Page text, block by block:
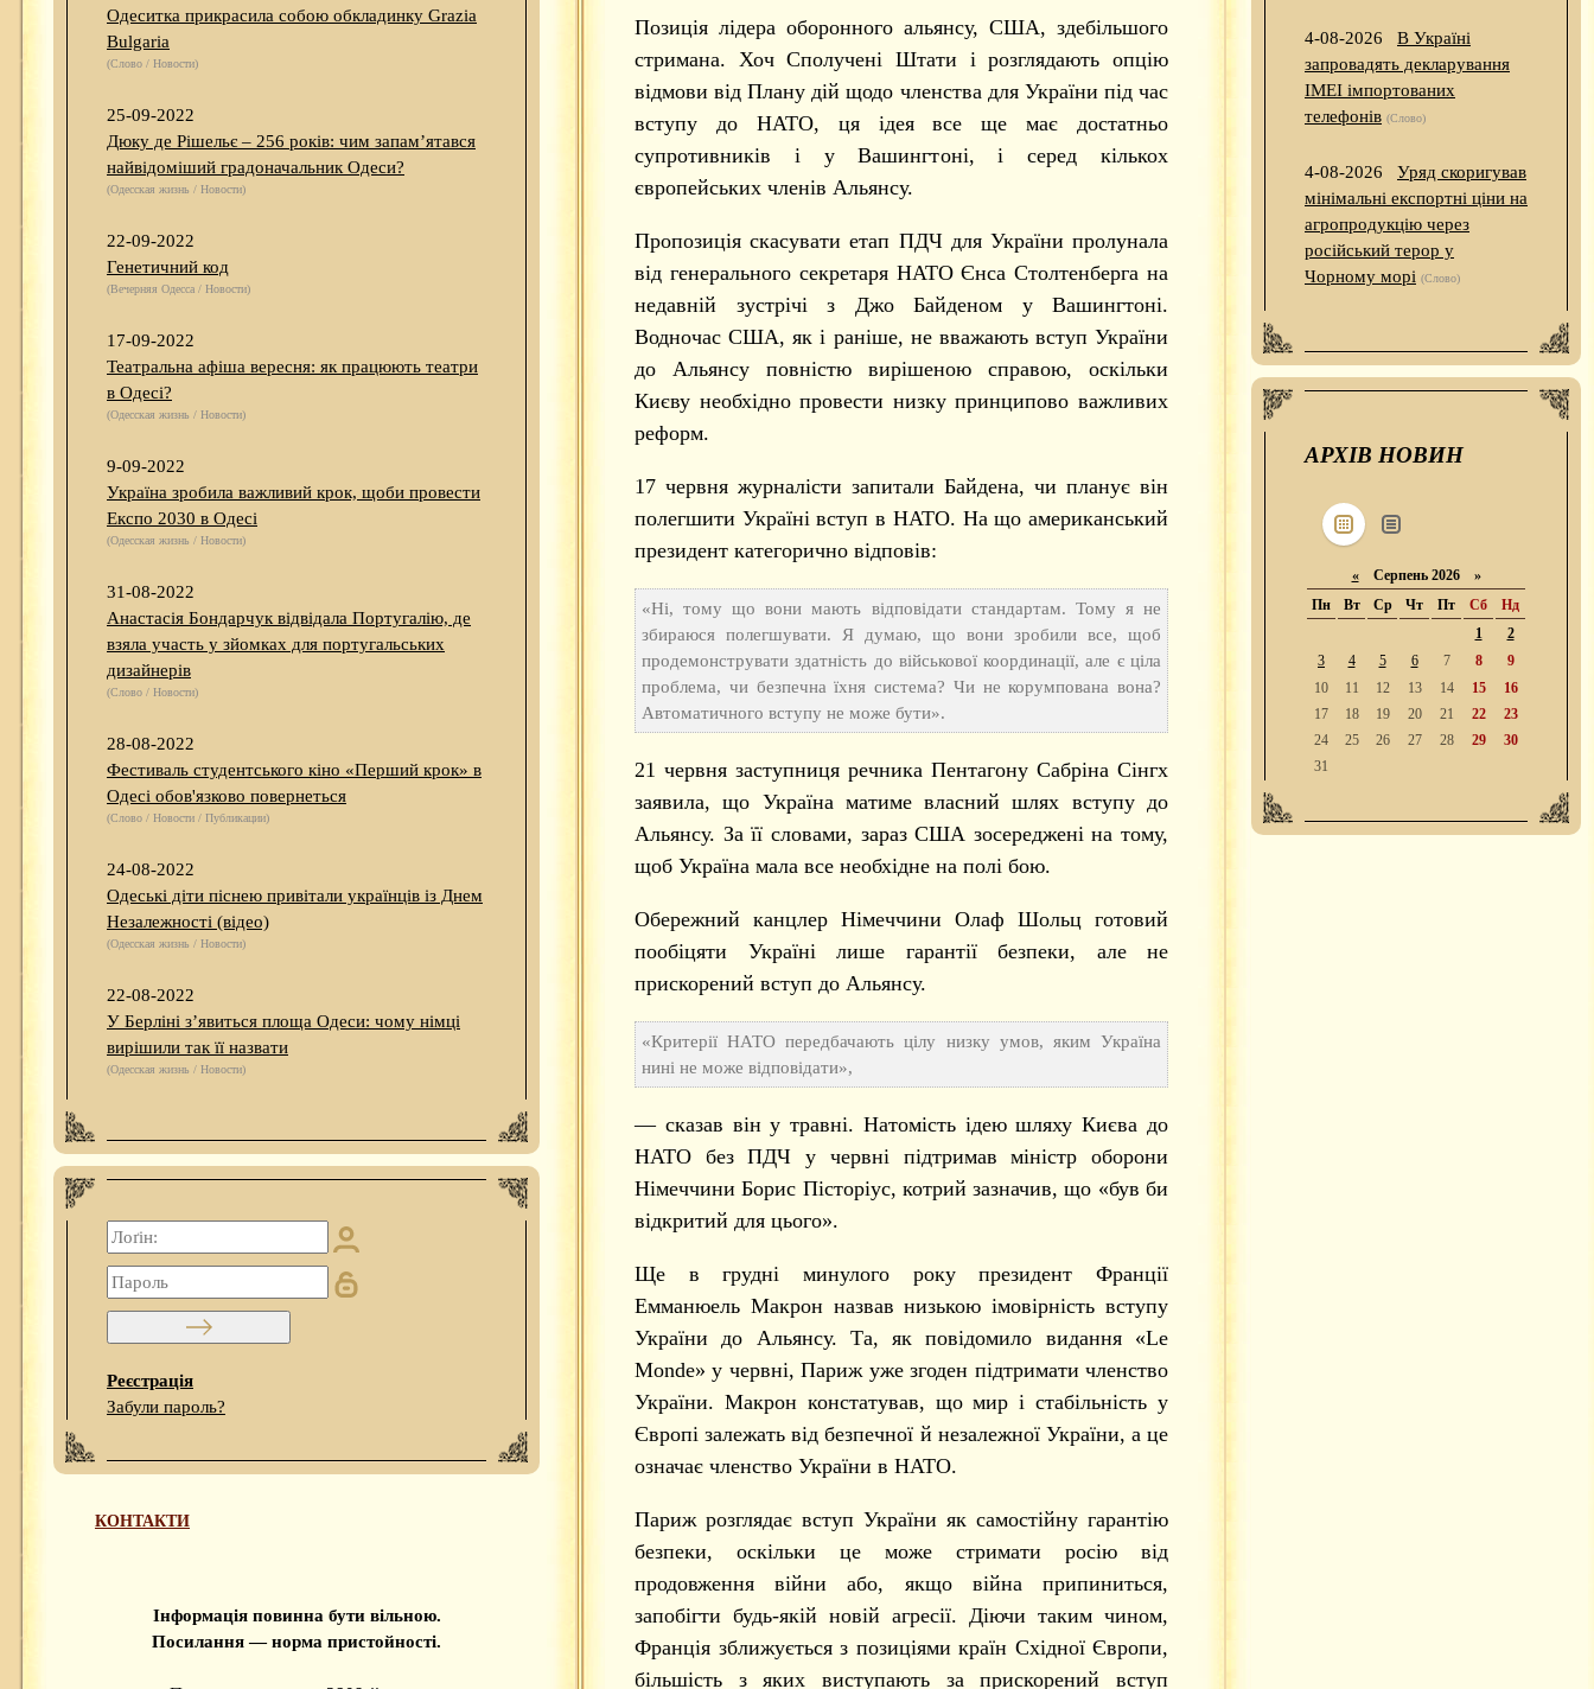
Одеситка прикрасила собою обкладинку Grazia
Bulgaria
(Слово / Новости)
25-09-2022
Дюку де Рішельє – 256 років: чим запам’ятався
найвідоміший градоначальник Одеси?
(Одесская жизнь / Новости)
22-09-2022
Генетичний код
(Вечерняя Одесса / Новости)
17-09-2022
Театральна афіша вересня: як працюють театри
в Одесі?
(Одесская жизнь / Новости)
9-09-2022
Україна зробила важливий крок, щоби провести
Експо 2030 в Одесі
(Одесская жизнь / Новости)
31-08-2022
Анастасія Бондарчук відвідала Португалію, де
взяла участь у зйомках для португальських
дизайнерів
(Слово / Новости)
28-08-2022
Фестиваль студентського кіно «Перший крок» в
Одесі обов'язково повернеться
(Слово / Новости / Публикации)
24-08-2022
Одеські діти піснею привітали українців із Днем
Незалежності (відео)
(Одесская жизнь / Новости)
22-08-2022
У Берліні з’явиться площа Одеси: чому німці
вирішили так її назвати
(Одесская жизнь / Новости)
Реєстрація
Забули пароль?
КОНТАКТИ
Інформація повинна бути вільною.
Посилання — норма пристойності.
Позиція лідера оборонного альянсу, США, здебільшого
стримана. Хоч Сполучені Штати і розглядають опцію
відмови від Плану дій щодо членства для України під час
вступу до НАТО, ця ідея все ще має достатньо
супротивників і у Вашингтоні, і серед кількох
європейських членів Альянсу.
Пропозиція скасувати етап ПДЧ для України пролунала
від генерального секретаря НАТО Єнса Столтенберга на
недавній зустрічі з Джо Байденом у Вашингтоні.
Водночас США, як і раніше, не вважають вступ України
до Альянсу повністю вирішеною справою, оскільки
Києву необхідно провести низку принципово важливих
реформ.
17 червня журналісти запитали Байдена, чи планує він
полегшити Україні вступ в НАТО. На що американський
президент категорично відповів:
«Ні, тому що вони мають відповідати стандартам. Тому я не
збираюся полегшувати. Я думаю, що вони зробили все, щоб
продемонструвати здатність до військової координації, але є ціла
проблема, чи безпечна їхня система? Чи не корумпована вона?
Автоматичного вступу не може бути».
21 червня заступниця речника Пентагону Сабріна Сінгх
заявила, що Україна матиме власний шлях вступу до
Альянсу. За її словами, зараз США зосереджені на тому,
щоб Україна мала все необхідне на полі бою.
Обережний канцлер Німеччини Олаф Шольц готовий
пообіцяти Україні лише гарантії безпеки, але не
прискорений вступ до Альянсу.
«Критерії НАТО передбачають цілу низку умов, яким Україна
нині не може відповідати»,
— сказав він у травні. Натомість ідею шляху Києва до
НАТО без ПДЧ у червні підтримав міністр оборони
Німеччини Борис Пісторіус, котрий зазначив, що «був би
відкритий для цього».
Ще в грудні минулого року президент Франції
Емманюель Макрон назвав низькою імовірність вступу
України до Альянсу. Та, як повідомило видання «Le
Monde» у червні, Париж уже згоден підтримати членство
України. Макрон констатував, що мир і стабільність у
Європі залежать від безпечної й незалежної України, а це
означає членство України в НАТО.
Париж розглядає вступ України як самостійну гарантію
безпеки, оскільки це може стримати росію від
продовження війни або, якщо війна припиниться,
запобігти будь-якій новій агресії. Діючи таким чином,
Франція зближується з позиціями країн Східної Європи,
більшість з яких виступають за прискорений вступ
4-08-2026
В Україні
запровадять декларування
IMEI імпортованих
телефонів (Слово)
4-08-2026
Уряд скоригував
мінімальні експортні ціни на
агропродукцію через
російський терор у
Чорному морі (Слово)
АРХІВ НОВИН
«Серпень 2026 »
Пн
Вт Ср Чт Пт Сб
Нд
1
2
3
4 5 6 7 8
9
10
11 12 13 14 15
16
17
18 19 20 21 22
23
24
25 26 27 28 29
30
31